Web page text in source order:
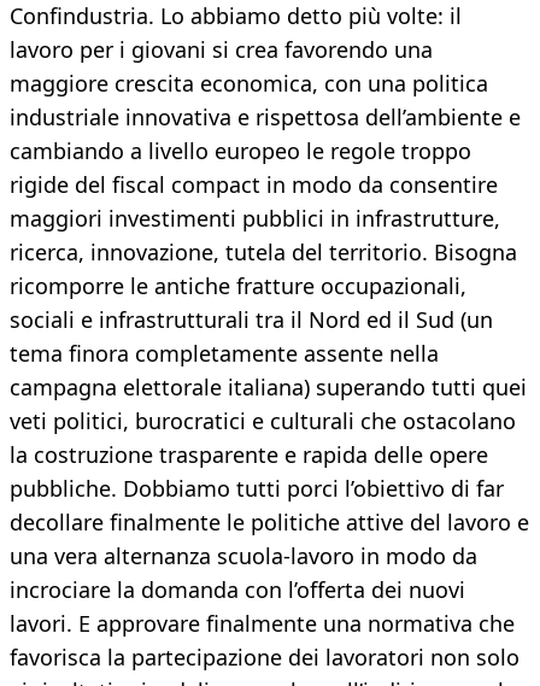
Confindustria. Lo abbiamo detto più volte: il
lavoro per i giovani si crea favorendo una
maggiore crescita economica, con una politica
industriale innovativa e rispettosa dell’ambiente e
cambiando a livello europeo le regole troppo
rigide del fiscal compact in modo da consentire
maggiori investimenti pubblici in infrastrutture,
ricerca, innovazione, tutela del territorio. Bisogna
ricomporre le antiche fratture occupazionali,
sociali e infrastrutturali tra il Nord ed il Sud (un
tema finora completamente assente nella
campagna elettorale italiana) superando tutti quei
veti politici, burocratici e culturali che ostacolano
la costruzione trasparente e rapida delle opere
pubbliche. Dobbiamo tutti porci l’obiettivo di far
decollare finalmente le politiche attive del lavoro e
una vera alternanza scuola-lavoro in modo da
incrociare la domanda con l’offerta dei nuovi
lavori. E approvare finalmente una normativa che
favorisca la partecipazione dei lavoratori non solo